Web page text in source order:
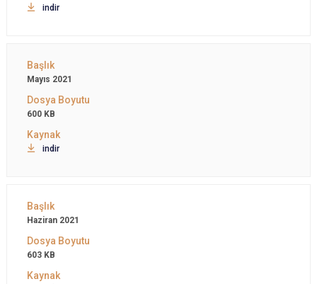
indir
Mayıs 2021
600 KB
indir
Haziran 2021
603 KB